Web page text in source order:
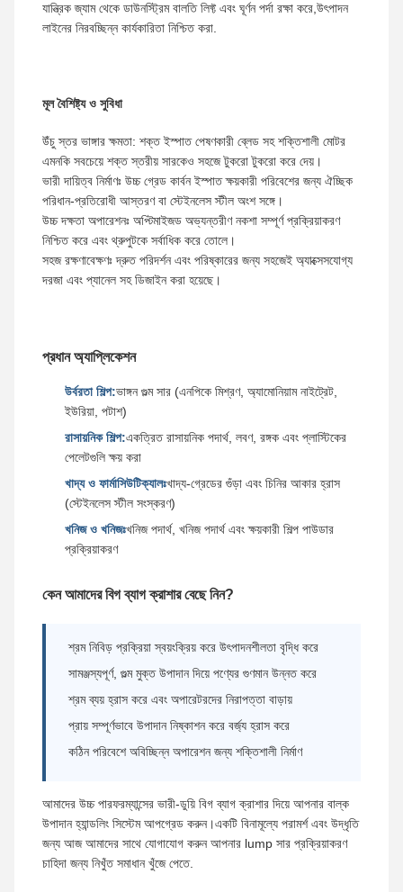
যান্ত্রিক জ্যাম থেকে ডাউনস্ট্রিম বালতি লিফ্ট এবং ঘূর্ণন পর্দা রক্ষা করে,উৎপাদন
লাইনের নিরবচ্ছিন্ন কার্যকারিতা নিশ্চিত করা.
মূল বৈশিষ্ট্য ও সুবিধা
উঁচু স্তর ভাঙ্গার ক্ষমতা: শক্ত ইস্পাত পেষণকারী ব্লেড সহ শক্তিশালী মোটর
এমনকি সবচেয়ে শক্ত স্তরীয় সারকেও সহজে টুকরো টুকরো করে দেয়।
ভারী দায়িত্ব নির্মাণঃ উচ্চ গ্রেড কার্বন ইস্পাত ক্ষয়কারী পরিবেশের জন্য ঐচ্ছিক
পরিধান-প্রতিরোধী আস্তরণ বা স্টেইনলেস স্টীল অংশ সঙ্গে।
উচ্চ দক্ষতা অপারেশনঃ অপ্টিমাইজড অভ্যন্তরীণ নকশা সম্পূর্ণ প্রক্রিয়াকরণ
নিশ্চিত করে এবং থ্রুপুটকে সর্বাধিক করে তোলে।
সহজ রক্ষণাবেক্ষণঃ দ্রুত পরিদর্শন এবং পরিষ্কারের জন্য সহজেই অ্যাক্সেসযোগ্য
দরজা এবং প্যানেল সহ ডিজাইন করা হয়েছে।
প্রধান অ্যাপ্লিকেশন
উর্বরতা শিল্প:ভাঙ্গন গুল্ম সার (এনপিকে মিশ্রণ, অ্যামোনিয়াম নাইট্রেট,
ইউরিয়া, পটাশ)
রাসায়নিক শিল্প:একত্রিত রাসায়নিক পদার্থ, লবণ, রঙ্গক এবং প্লাস্টিকের
পেলেটগুলি ক্ষয় করা
খাদ্য ও ফার্মাসিউটিক্যালঃখাদ্য-গ্রেডের গুঁড়া এবং চিনির আকার হ্রাস
(স্টেইনলেস স্টীল সংস্করণ)
খনিজ ও খনিজঃখনিজ পদার্থ, খনিজ পদার্থ এবং ক্ষয়কারী শিল্প পাউডার
প্রক্রিয়াকরণ
কেন আমাদের বিগ ব্যাগ ক্রাশার বেছে নিন?
শ্রম নিবিড় প্রক্রিয়া স্বয়ংক্রিয় করে উৎপাদনশীলতা বৃদ্ধি করে
সামঞ্জস্যপূর্ণ, গুল্ম মুক্ত উপাদান দিয়ে পণ্যের গুণমান উন্নত করে
শ্রম ব্যয় হ্রাস করে এবং অপারেটরদের নিরাপত্তা বাড়ায়
প্রায় সম্পূর্ণভাবে উপাদান নিষ্কাশন করে বর্জ্য হ্রাস করে
কঠিন পরিবেশে অবিচ্ছিন্ন অপারেশন জন্য শক্তিশালী নির্মাণ
আমাদের উচ্চ পারফরম্যান্সের ভারী-ডুয়ি বিগ ব্যাগ ক্রাশার দিয়ে আপনার বাল্ক
উপাদান হ্যান্ডলিং সিস্টেম আপগ্রেড করুন।একটি বিনামূল্যে পরামর্শ এবং উদ্ধৃতি
জন্য আজ আমাদের সাথে যোগাযোগ করুন আপনার lump সার প্রক্রিয়াকরণ
চাহিদা জন্য নিখুঁত সমাধান খুঁজে পেতে.